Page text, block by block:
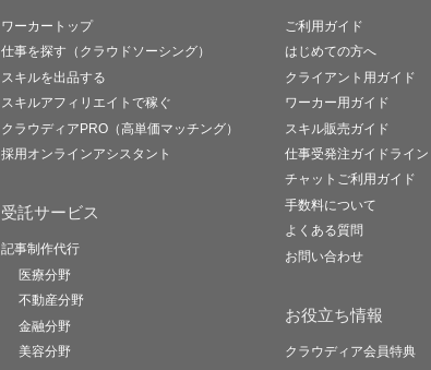
ワーカートップ
仕事を探す（クラウドソーシング）
スキルを出品する
スキルアフィリエイトで稼ぐ
クラウディアPRO（高単価マッチング）
採用オンラインアシスタント
受託サービス
記事制作代行
医療分野
不動産分野
金融分野
美容分野
ご利用ガイド
はじめての方へ
クライアント用ガイド
ワーカー用ガイド
スキル販売ガイド
仕事受発注ガイドライン
チャットご利用ガイド
手数料について
よくある質問
お問い合わせ
お役立ち情報
クラウディア会員特典